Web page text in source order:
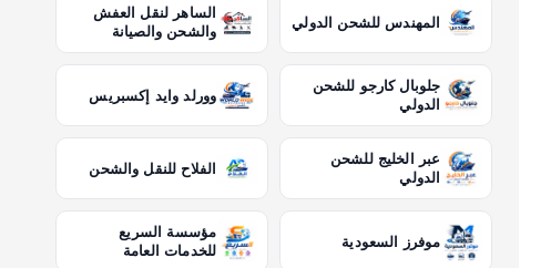
المهندس للشحن الدولي
الساهر لنقل العفش
والشحن والصيانة
جلوبال كارجو للشحن
الدولي
وورلد وايد إكسبريس
عبر الخليج للشحن
الدولي
الفلاح للنقل والشحن
موفرز السعودية
مؤسسة السريع
للخدمات العامة